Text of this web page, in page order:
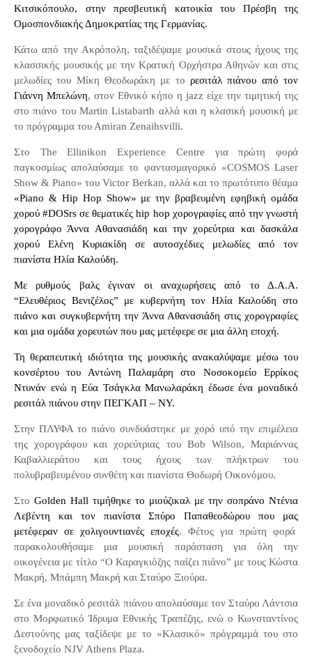
Κιτσικόπουλο, στην πρεσβευτική κατοικία του Πρέσβη της
Ομοσπονδιακής Δημοκρατίας της Γερμανίας.
Κάτω από την Ακρόπολη, ταξιδέψαμε μουσικά στους ήχους της
κλασσικής μουσικής με την Κρατική Ορχήστρα Αθηνών και στις
μελωδίες του Μίκη Θεοδωράκη με το ρεσιτάλ πιάνου από τον
Γιάννη Μπελώνη, στον Εθνικό κήπο η jazz είχε την τιμητική της
στο πιάνο του Martin Listabarth αλλά και η κλασική μουσική με
το πρόγραμμα του Αmiran Zenaihsvilli.
Στο The Ellinikon Experience Centre για πρώτη φορά
παγκοσμίως απολαύσαμε το φαντασμαγορικό «COSMOS Laser
Show &Piano» τουVictor Berkan, αλλά και το πρωτότυπο θέαμα
«Piano & Hip Hop Show» με την βραβευμένη εφηβική ομάδα
χορού #DOSrs σε θεματικές hip hop χορογραφίες από την γνωστή
χορογράφο Άννα Αθανασιάδη και την χορεύτρια και δασκάλα
χορού Ελένη Κυριακίδη σε αυτοσχέδιες μελωδίες από τον
πιανίστα Ηλία Καλούδη.
Με ρυθμούς βαλς έγιναν οι αναχωρήσεις από το Δ.Α.Α.
“Ελευθέριος Βενιζέλος” με κυβερνήτη τον Ηλία Καλούδη στο
πιάνο και συγκυβερνήτη την Άννα Αθανασιάδη στις χορογραφίες
και μια ομάδα χορευτών που μας μετέφερε σε μια άλλη εποχή.
Τη θεραπευτική ιδιότητα της μουσικής ανακαλύψαμε μέσω του
κονσέρτου του Αντώνη Παλαμάρη στο Νοσοκομείο Ερρίκος
Ντυνάν ενώ η Εύα Τσάγκλα Μανωλαράκη έδωσε ένα μοναδικό
ρεσιτάλ πιάνου στην ΠΕΓΚΑΠ – ΝΥ.
Στην ΠΛΥΦΑ το πιάνο συνδυάστηκε με χορό υπό την επιμέλεια
της χορογράφου και χορεύτριας του Bob Wilson, Μαριάννας
Καβαλλιεράτου και τους ήχους των πλήκτρων του
πολυβραβευμένου συνθέτη και πιανίστα Θοδωρή Οικονόμου.
Στο Golden Hall τιμήθηκε το μιούζικαλ με την σοπράνο Ντένια
Λεβέντη και τον πιανίστα Σπύρο Παπαθεοδώρου που μας
μετέφεραν σε χολιγουντιανές εποχές. Φέτος για πρώτη φορά
παρακολουθήσαμε μια μουσική παράσταση για όλη την
οικογένεια με τίτλο “Ο Καραγκιόζης παίζει πιάνο” με τους Κώστα
Μακρή, Μπάμπη Μακρή και Σταύρο Ξιούρα.
Σε ένα μοναδικό ρεσιτάλ πιάνου απολαύσαμε τον Σταύρο Λάντσια
στο Μορφωτικό Ίδρυμα Εθνικής Τραπέζης, ενώ ο Κωνσταντίνος
Δεστούνης μας ταξίδεψε με το «Κλασικό» πρόγραμμά του στο
ξενοδοχείο NJV Athens Plaza.